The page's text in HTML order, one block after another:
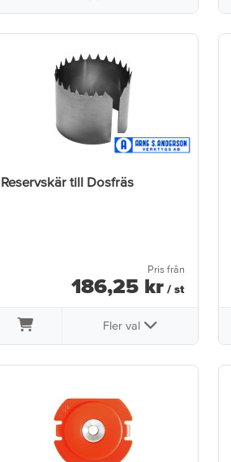
Reservskär till Dosfräs
Pris från
186,25 kr / st
Fler val